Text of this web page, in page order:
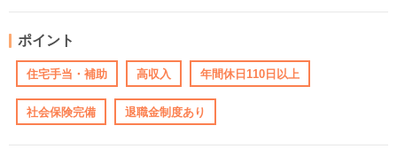
ポイント
住宅手当・補助 高収入 年間休日110日以上
社会保険完備 退職金制度あり